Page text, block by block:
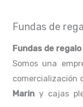
Fundas de
Fundas de
Somos una
comercialización
Marin y cajas